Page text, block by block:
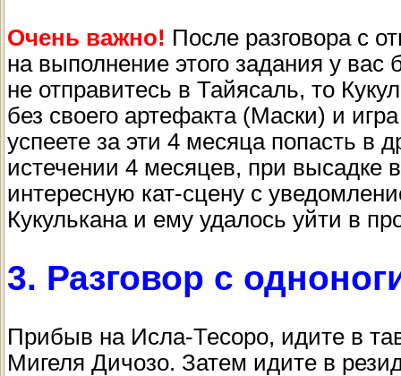
Очень важно! После разговора с
на выполнение этого задания у вас
не отправитесь в Тайясаль, то
без своего артефакта (Маски) и
успеете за эти 4 месяца попасть в
истечении 4 месяцев, при высадке
интересную кат-сцену с
Кукулькана и ему удалось уйти в
3. Разговор с
Прибыв на Исла-Тесоро, идите в
Мигеля Дичозо. Затем идите в